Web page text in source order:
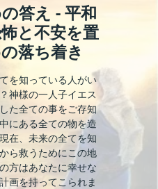
答え - 平和
と不安を置
落ち着き
を知っている人がい
神様の一人子イエス
た全ての事をご存知
にある全ての物を造
在、未来の全てを知
ら救うためにこの地
方はあなたに幸せな
画を持ってこられま